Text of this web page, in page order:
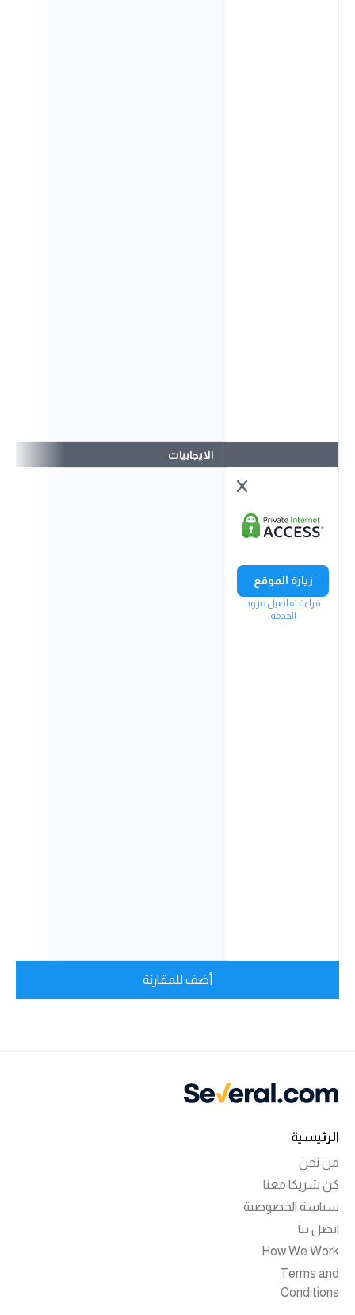
زيارة الموقع
قراءة تفاصيل مزود
الخدمة
الايجابيات
أضف للمقارنة
الرئيسية
من نحن
كن شريكا معنا
سياسة الخصوصية
اتصل بنا
How We Work
Terms and
Conditions